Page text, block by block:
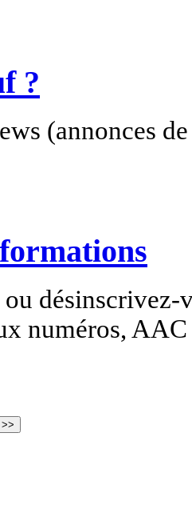
?
(annonces
numéros,